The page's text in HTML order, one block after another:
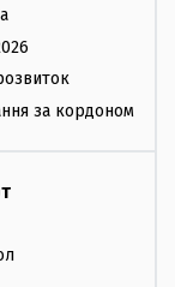
за кордоном